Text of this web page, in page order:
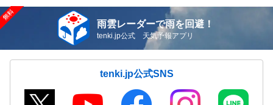
雨雲レーダーで雨を回避！
tenki.jp公式 天気予報アプリ
tenki.jp公式SNS